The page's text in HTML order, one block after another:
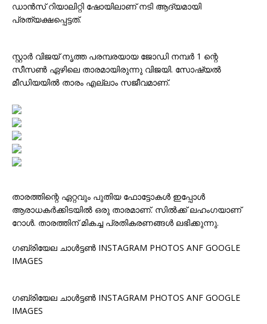
ഡാൻസ് റിയാലിറ്റി ഷോയിലാണ് നടി ആദ്യമായി
പ്രത്യക്ഷപ്പെട്ടത്.
സ്റ്റാർ വിജയ് നൃത്ത പരമ്പരയായ ജോഡി നമ്പർ 1 ന്റെ
സീസൺ ഏഴിലെ താരമായിരുന്നു വിജയി. സോഷ്യൽ
മീഡിയയിൽ താരം എല്ലാം സജീവമാണ്.
താരത്തിന്റെ ഏറ്റവും പുതിയ ഫോട്ടോകൾ ഇപ്പോൾ
ആരാധകർക്കിടയിൽ ഒരു താരമാണ്. സിൽക്ക് ലഹംഗയാണ്
റോൾ. താരത്തിന് മികച്ച പ്രതികരണങ്ങൾ ലഭിക്കുന്നു.
ഗബ്രിയേല ചാൾട്ടൺ INSTAGRAM PHOTOS ANF GOOGLE
IMAGES
ഗബ്രിയേല ചാൾട്ടൺ INSTAGRAM PHOTOS ANF GOOGLE
IMAGES